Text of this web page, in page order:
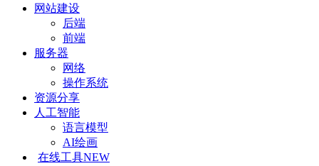
网站建设
后端
前端
服务器
网络
操作系统
资源分享
人工智能
语言模型
AI绘画
在线工具NEW